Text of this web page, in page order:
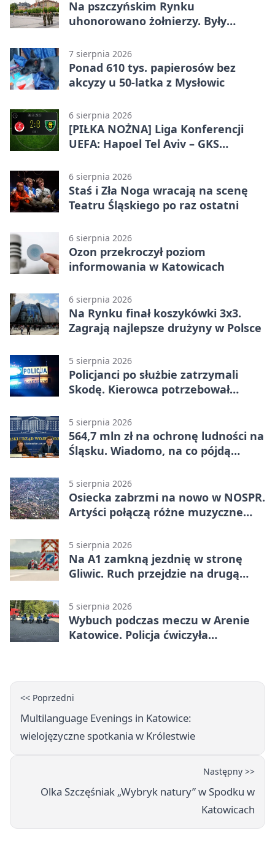
Na pszczyńskim Rynku
uhonorowano żołnierzy. Były
7 sierpnia 2026
Ponad 610 tys. papierosów bez
akcyzy u 50-latka z Mysłowic
6 sierpnia 2026
[PIŁKA NOŻNA] Liga Konferencji
UEFA: Hapoel Tel Aviv – GKS
rundy kwalifikacyjnej
6 sierpnia 2026
Staś i Zła Noga wracają na scenę
Teatru Śląskiego po raz ostatni
6 sierpnia 2026
Ozon przekroczył poziom
informowania w Katowicach
6 sierpnia 2026
Na Rynku finał koszykówki 3x3.
Zagrają najlepsze drużyny w Polsce
5 sierpnia 2026
Policjanci po służbie zatrzymali
Skodę. Kierowca potrzebował
5 sierpnia 2026
564,7 mln zł na ochronę ludności na
Śląsku. Wiadomo, na co pójdą
5 sierpnia 2026
Osiecka zabrzmi na nowo w NOSPR.
Artyści połączą różne muzyczne
5 sierpnia 2026
Na A1 zamkną jezdnię w stronę
Gliwic. Ruch przejdzie na drugą
5 sierpnia 2026
Wybuch podczas meczu w Arenie
Katowice. Policja ćwiczyła
<< Poprzedni
Multilanguage Evenings in Katowice:
wielojęzyczne spotkania w Królestwie
Następny >>
Olka Szczęśniak „Wybryk natury” w Spodku w
Katowicach